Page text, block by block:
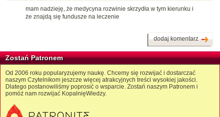
mam nadzieję, że medycyna rozwinie skrzydła w tym kierunku i
że znajdą się fundusze na leczenie
dodaj komentarz
Zostań Patronem
Od 2006 roku popularyzujemy naukę. Chcemy się rozwijać i dostarczać
naszym Czytelnikom jeszcze więcej atrakcyjnych treści wysokiej jakości.
Dlatego postanowiliśmy poprosić o wsparcie. Zostań naszym Patronem i
pomóż nam rozwijać KopalnięWiedzy.